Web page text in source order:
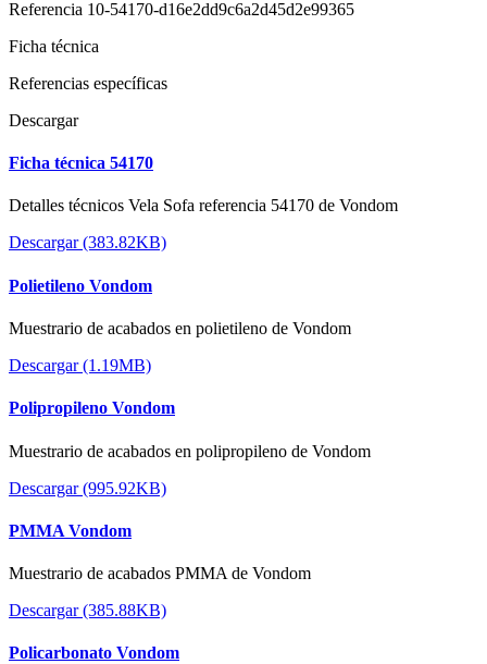
Referencia 10-54170-d16e2dd9c6a2d45d2e99365
Ficha técnica
Referencias específicas
Descargar
Ficha técnica 54170
Detalles técnicos Vela Sofa referencia 54170 de Vondom
Descargar (383.82KB)
Polietileno Vondom
Muestrario de acabados en polietileno de Vondom
Descargar (1.19MB)
Polipropileno Vondom
Muestrario de acabados en polipropileno de Vondom
Descargar (995.92KB)
PMMA Vondom
Muestrario de acabados PMMA de Vondom
Descargar (385.88KB)
Policarbonato Vondom